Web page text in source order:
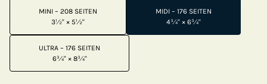
MINI – 208 SEITEN
3½" × 5½"
MIDI – 176 SEITEN
4¾" × 6¾"
ULTRA – 176 SEITEN
6¾" × 8¾"